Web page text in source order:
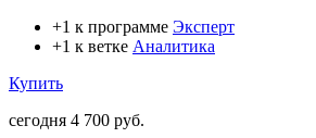
+1 к программе Эксперт
+1 к ветке Аналитика
Купить
сегодня 4 700 руб.